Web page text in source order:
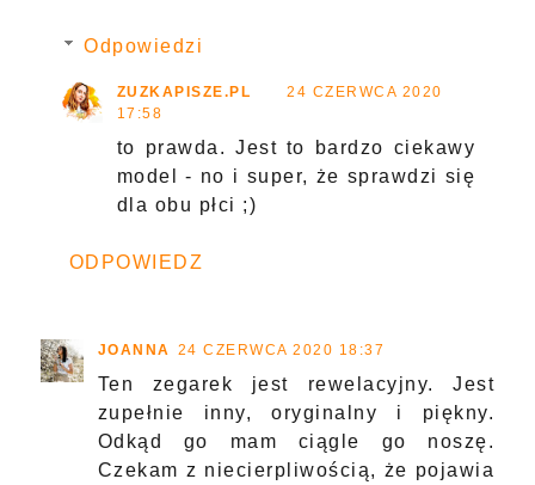
Odpowiedzi
ZUZKAPISZE.PL
24 CZERWCA 2020
17:58
to prawda. Jest to bardzo ciekawy
model - no i super, że sprawdzi się
dla obu płci ;)
ODPOWIEDZ
JOANNA 24 CZERWCA 2020 18:37
Ten zegarek jest rewelacyjny. Jest
zupełnie inny, oryginalny i piękny.
Odkąd go mam ciągle go noszę.
Czekam z niecierpliwością, że pojawia